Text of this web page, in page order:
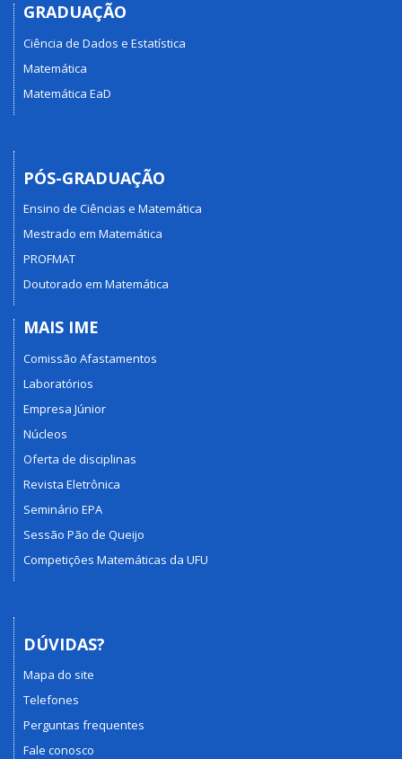
GRADUAÇÃO
Ciência de Dados e Estatística
Matemática
Matemática EaD
PÓS-GRADUAÇÃO
Ensino de Ciências e Matemática
Mestrado em Matemática
PROFMAT
Doutorado em Matemática
MAIS IME
Comissão Afastamentos
Laboratórios
Empresa Júnior
Núcleos
Oferta de disciplinas
Revista Eletrônica
Seminário EPA
Sessão Pão de Queijo
Competições Matemáticas da UFU
DÚVIDAS?
Mapa do site
Telefones
Perguntas frequentes
Fale conosco